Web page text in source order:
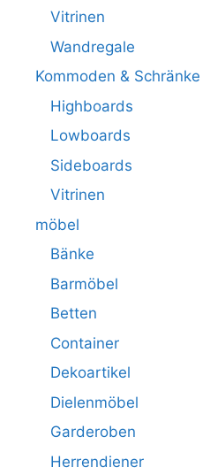
Vitrinen
Wandregale
Kommoden & Schränke
Highboards
Lowboards
Sideboards
Vitrinen
möbel
Bänke
Barmöbel
Betten
Container
Dekoartikel
Dielenmöbel
Garderoben
Herrendiener